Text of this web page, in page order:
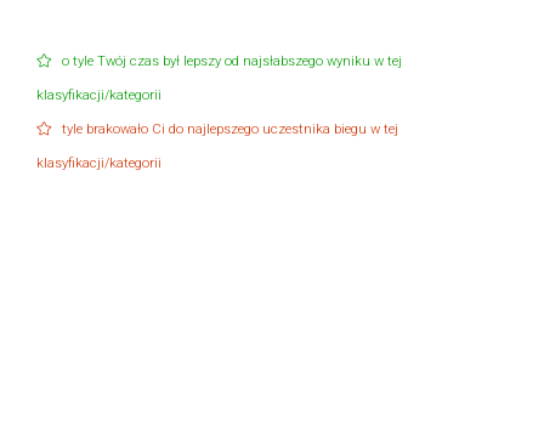
o tyle Twój czas był lepszy od najsłabszego wyniku w tej
klasyfikacji/kategorii
tyle brakowało Ci do najlepszego uczestnika biegu w tej
klasyfikacji/kategorii